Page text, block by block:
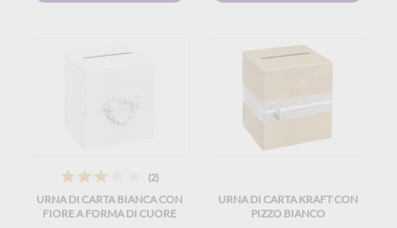
(2)
URNA DI CARTA BIANCA CON
FIORE A FORMA DI CUORE
URNA DI CARTA KRAFT CON
PIZZO BIANCO